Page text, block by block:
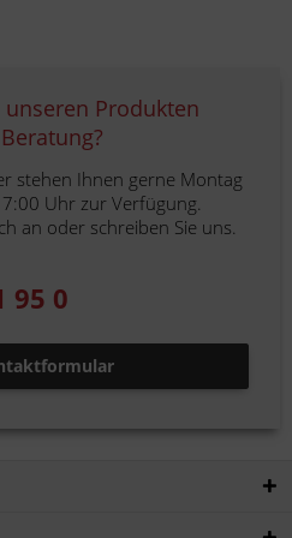
unseren Produkten
stehen Ihnen gerne Montag
Uhr zur Verfügung.
an oder schreiben Sie uns.
95 0